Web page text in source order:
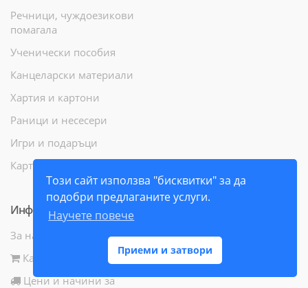
Този сайт използва "бисквитки" за да
подобри предлаганите услуги.
Научете повече
Приеми и затвори
Речници, чуждоезикови
помагала
Ученически пособия
Канцеларски материали
Хартия и картони
Раници и несесери
Игри и подаръци
Карти и атласи
Информация
За нас
Как да поръчам
Цени и начини за